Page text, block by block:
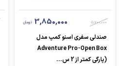
5,700,000
3,850,000 تومان
صندلی سفری اسنو کمپ مدل
Adventure Pro-Open Box
(پارگی کمتر از 2 س...